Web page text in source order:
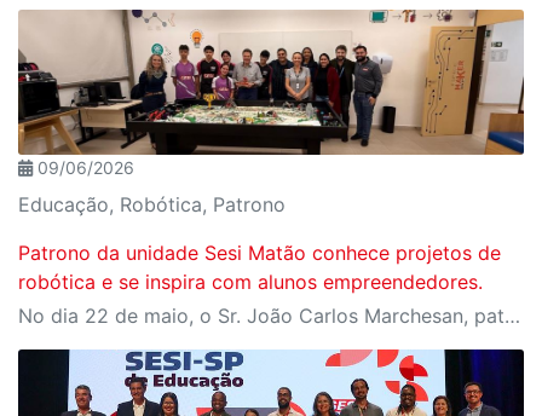
09/06/2026
Educação, Robótica, Patrono
Patrono da unidade Sesi Matão conhece projetos de
robótica e se inspira com alunos empreendedores.
No dia 22 de maio, o Sr. João Carlos Marchesan, patrono da unidade Sesi Matão, visitou a escola e acompanhou as apresentações das equipes de robótica. Os alunos compartilharam projetos desenvolvidos para a FIRST LEGO League (FLL) e Olimpíada Brasileira de Robótica, assim como iniciativas do Espaço Maker.